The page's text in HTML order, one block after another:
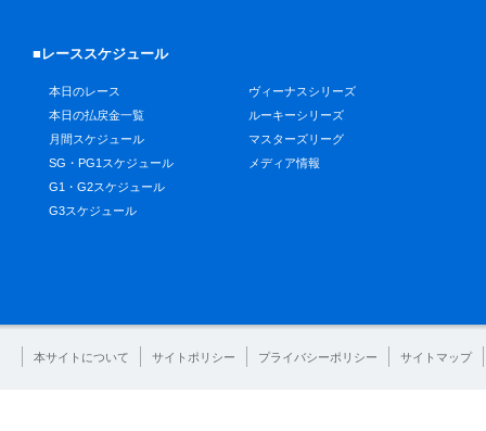
■レーススケジュール
本日のレース
本日の払戻金一覧
月間スケジュール
SG・PG1スケジュール
G1・G2スケジュール
G3スケジュール
ヴィーナスシリーズ
ルーキーシリーズ
マスターズリーグ
メディア情報
本サイトについて サイトポリシー プライバシーポリシー サイトマップ